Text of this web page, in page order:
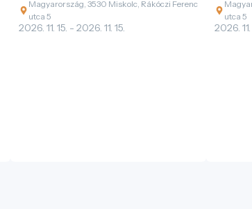
Magyarország, 3530 Miskolc, Rákóczi Ferenc
utca 5
2026. 11. 15. - 2026. 11. 15.
utca 5
2026.